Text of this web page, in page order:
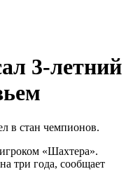
3-летний
в стан чемпионов.
«Шахтера».
три года, сообщает